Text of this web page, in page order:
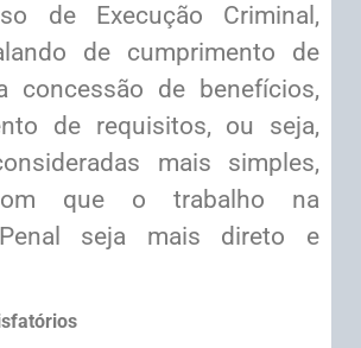
de Execução Criminal,
de cumprimento de
concessão de benefícios,
de requisitos, ou seja,
mais simples,
que o trabalho na
Penal seja mais direto e